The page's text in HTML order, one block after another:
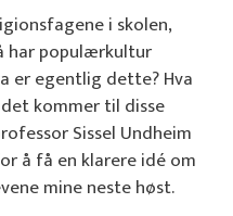
i skolen,
har populærkultur
er egentlig dette? Hva
kommer til disse
Sissel Undheim
å få en klarere idé om
mine neste høst.